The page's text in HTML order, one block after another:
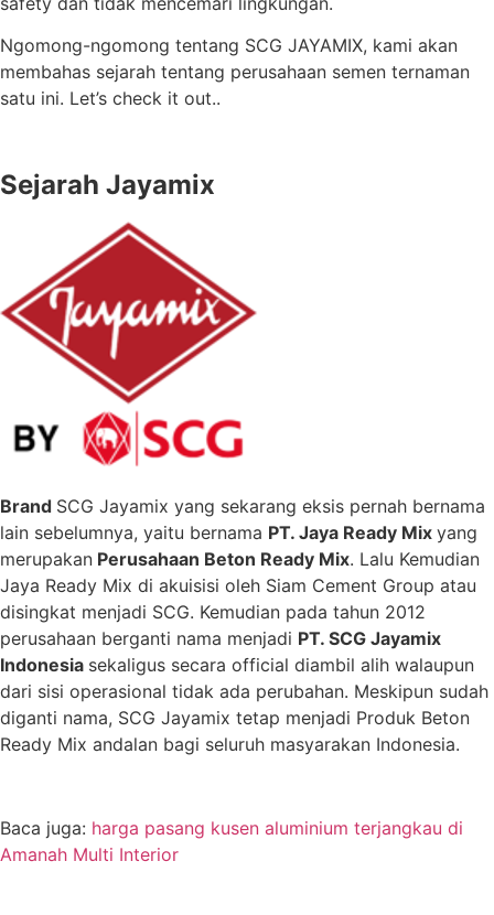
Ngomong-ngomong tentang SCG JAYAMIX, kami akan
membahas sejarah tentang perusahaan semen ternaman
satu ini. Let’s check it out..
Sejarah Jayamix
Brand SCG Jayamix yang sekarang eksis pernah bernama
lain sebelumnya, yaitu bernama PT. Jaya Ready Mix yang
merupakan Perusahaan Beton Ready Mix. Lalu Kemudian
Jaya Ready Mix di akuisisi oleh Siam Cement Group atau
disingkat menjadi SCG. Kemudian pada tahun 2012
perusahaan berganti nama menjadi PT. SCG Jayamix
Indonesia sekaligus secara official diambil alih walaupun
dari sisi operasional tidak ada perubahan. Meskipun sudah
diganti nama, SCG Jayamix tetap menjadi Produk Beton
Ready Mix andalan bagi seluruh masyarakan Indonesia.
Baca juga: harga pasang kusen aluminium terjangkau di
Amanah Multi Interior